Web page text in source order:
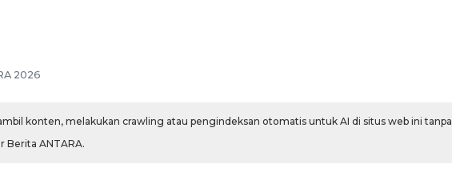
2026
konten, melakukan crawling atau pengindeksan otomatis untuk AI di situs web ini tanpa
Berita ANTARA.